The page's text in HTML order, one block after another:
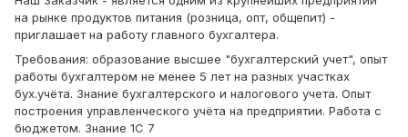
на рынке продуктов питания (розница, опт, общепит) -
приглашает на работу главного бухгалтера.
Требования: образование высшее "бухгалтерский учет", опыт
работы бухгалтером не менее 5 лет на разных участках
бух.учёта. Знание бухгалтерского и налогового учета. Опыт
построения управленческого учёта на предприятии. Работа с
бюджетом. Знание 1С 7